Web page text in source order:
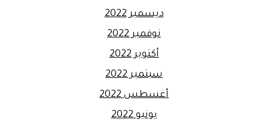
ديسمبر 2022
نوفمبر 2022
أكتوبر 2022
سبتمبر 2022
أغسطس 2022
يونيو 2022